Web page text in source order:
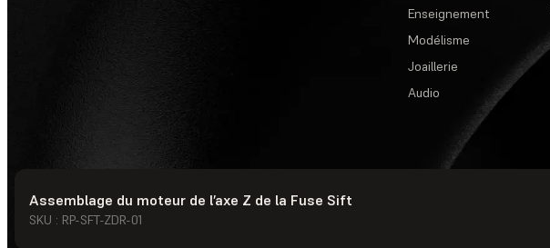
Assemblage du moteur de l’axe Z de la Fuse Sift
SKU : RP-SFT-ZDR-01
Enseignement
Modélisme
Joaillerie
Audio
© Formlabs